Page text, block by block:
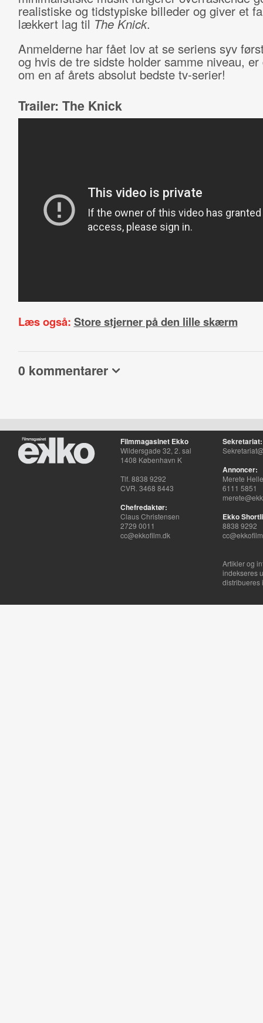
realistiske og tidstypiske billeder og giver et
lækkert lag til The Knick.
Anmelderne har fået lov at se seriens syv
og hvis de tre sidste holder samme niveau, er
om en af årets absolut bedste tv-serier!
Trailer: The Knick
Læs også: Store stjerner på den lille skærm
0 kommentarer
Filmmagasinet Ekko
Wildersgade 32, 2. sal
1408 København K
Tlf. 8838 9292
CVR. 3468 8443
Chefredaktør:
Claus Christensen
2729 0011
cc@ekkofilm.dk
Sekretariat:
Annoncer:
Merete
6111 5851
Ekko
8838 9292
Artikler og
indekseres
distribueres